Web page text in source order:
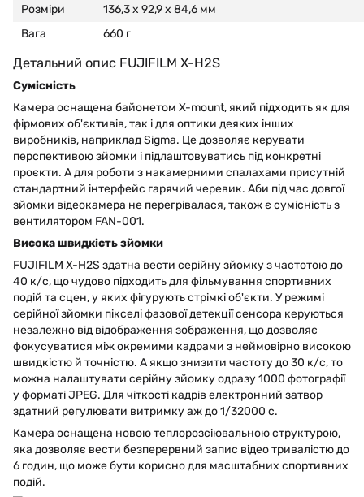
Розміри
136,3 х 92,9 х 84,6 мм
Вага
660 г
Детальний опис FUJIFILM X-H2S
Сумісність
Камера оснащена байонетом X-mount, який підходить як для
фірмових об'єктивів, так і для оптики деяких інших
виробників, наприклад Sigma. Це дозволяє керувати
перспективою зйомки і підлаштовуватись під конкретні
проєкти. А для роботи з накамерними спалахами присутній
стандартний інтерфейс гарячий черевик. Аби під час довгої
зйомки відеокамера не перегрівалася, також є сумісність з
вентилятором FAN-001.
Висока швидкість зйомки
FUJIFILM X-H2S здатна вести серійну зйомку з частотою до
40 к/с, що чудово підходить для фільмування спортивних
подій та сцен, у яких фігурують стрімкі об'єкти. У режимі
серійної зйомки пікселі фазової детекції сенсора керуються
незалежно від відображення зображення, що дозволяє
фокусуватися між окремими кадрами з неймовірно високою
швидкістю й точністю. А якщо знизити частоту до 30 к/с, то
можна налаштувати серійну зйомку одразу 1000 фотографії
у форматі JPEG. Для чіткості кадрів електронний затвор
здатний регулювати витримку аж до 1/32000 с.
Камера оснащена новою теплорозсіювальною структурою,
яка дозволяє вести безперервний запис відео тривалістю до
6 годин, що може бути корисно для масштабних спортивних
подій.